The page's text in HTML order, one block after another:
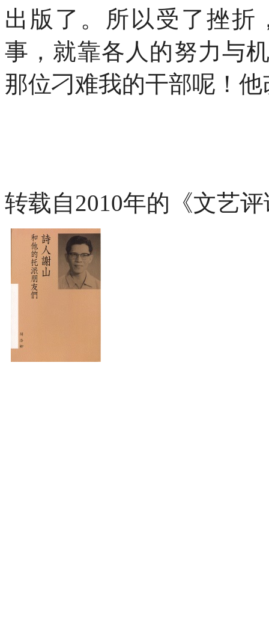
出版了。所以受了挫折
事，就靠各人的努力与
那位刁难我的干部呢！
转载自2010年的《文艺